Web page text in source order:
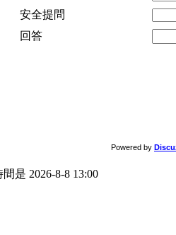
安全提問
回答
Powered by
是 2026-8-8 13:00